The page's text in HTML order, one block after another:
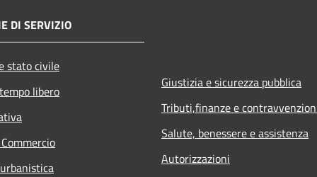
DI SERVIZIO
stato civile
libero
Giustizia e sicurezza pubblica
Tributi,finanze e
Salute, benessere e assistenza
Autorizzazioni